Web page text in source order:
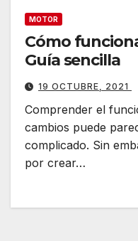
MOTOR
Cómo
Guía sencilla
19 OCTUBRE, 2021
Comprender el
cambios puede
complicado. Sin
por crear…